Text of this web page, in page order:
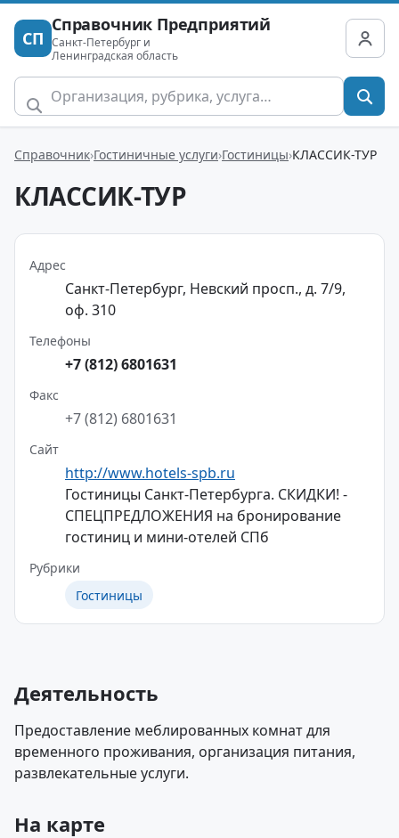
СП
Справочник Предприятий
Санкт-Петербург и
Ленинградская область
Справочник Гостиничные услуги Гостиницы КЛАССИК-ТУР
КЛАССИК-ТУР
Адрес
Санкт-Петербург, Невский просп., д. 7/9,
оф. 310
Телефоны
+7 (812) 6801631
Факс
+7 (812) 6801631
Сайт
http://www.hotels-spb.ru
Гостиницы Санкт-Петербурга. СКИДКИ! -
СПЕЦПРЕДЛОЖЕНИЯ на бронирование
гостиниц и мини-отелей СПб
Рубрики
Гостиницы
Деятельность
Предоставление меблированных комнат для
временного проживания, организация питания,
развлекательные услуги.
На карте